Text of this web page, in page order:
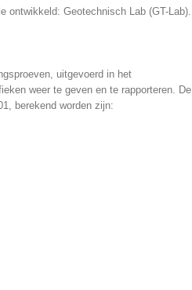
ontwikkeld: Geotechnisch Lab (GT-Lab).
uitgevoerd in het
weer te geven en te rapporteren. De
berekend worden zijn: